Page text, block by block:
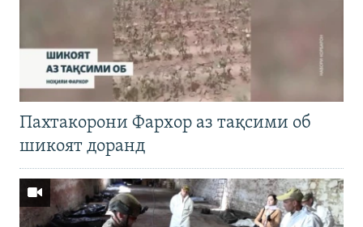
Пахтакорони Фархор аз тақсими об
шикоят доранд